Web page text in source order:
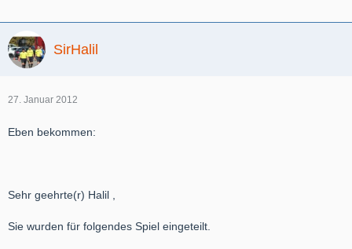
SirHalil
27. Januar 2012
Eben bekommen:
Sehr geehrte(r) Halil ,
Sie wurden für folgendes Spiel eingeteilt.